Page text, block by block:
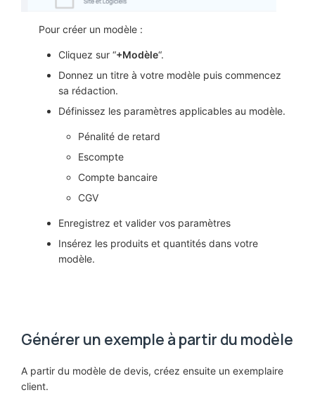
Pour créer un modèle :
Cliquez sur “+Modèle“.
Donnez un titre à votre modèle puis commencez
sa rédaction.
Définissez les paramètres applicables au modèle.
Pénalité de retard
Escompte
Compte bancaire
CGV
Enregistrez et valider vos paramètres
Insérez les produits et quantités dans votre
modèle.
Générer un exemple à partir du modèle
A partir du modèle de devis, créez ensuite un exemplaire
client.